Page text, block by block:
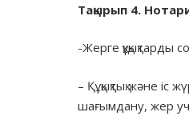
Тақырып 4.
-Жерге құқықтарды
– Құқықтық және
шағымдану, жер